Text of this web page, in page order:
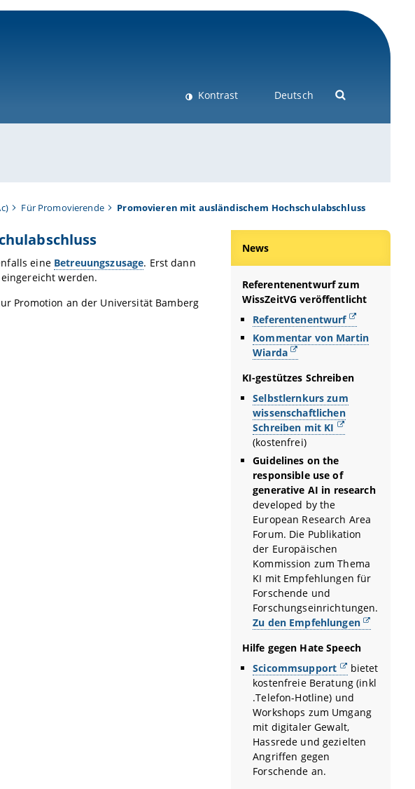
Kontrast Deutsch
Für Promovierende Promovieren mit ausländischem Hochschulabschluss
eine Betreuungszusage. Erst dann
eingereicht werden.
Promotion an der Universität Bamberg
News
Referentenentwurf zum
WissZeitVG veröffentlicht
Referentenentwurf
Kommentar von Martin
Wiarda
KI-gestützes Schreiben
Selbstlernkurs zum
wissenschaftlichen
Schreiben mit KI
(kostenfrei)
Guidelines on the
responsible use of
generative AI in research
developed by the
European Research Area
Forum. Die Publikation
der Europäischen
Kommission zum Thema
KI mit Empfehlungen für
Forschende und
Forschungseinrichtungen.
Zu den Empfehlungen
Hilfe gegen Hate Speech
Scicommsupport
bietet
kostenfreie Beratung (inkl
.Telefon-Hotline) und
Workshops zum Umgang
mit digitaler Gewalt,
Hassrede und gezielten
Angriffen gegen
Forschende an.